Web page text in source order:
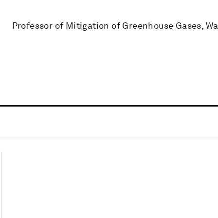
Professor of Mitigation of Greenhouse Gases,